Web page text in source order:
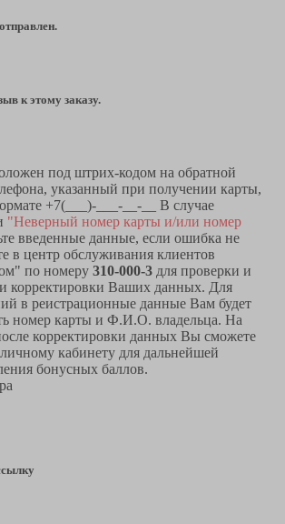
к этому заказу.
под штрих-кодом на обратной
указанный при получении карты,
+7(___)-___-__-__ В случае
"Неверный номер карты и/или номер
введенные данные, если ошибка не
в центр обслуживания клиентов
по номеру 310-000-3 для проверки и
корректировки Ваших данных. Для
в реистрационные данные Вам будет
номер карты и Ф.И.О. владельца. На
корректировки данных Вы сможете
кабинету для дальнейшей
бонусных баллов.